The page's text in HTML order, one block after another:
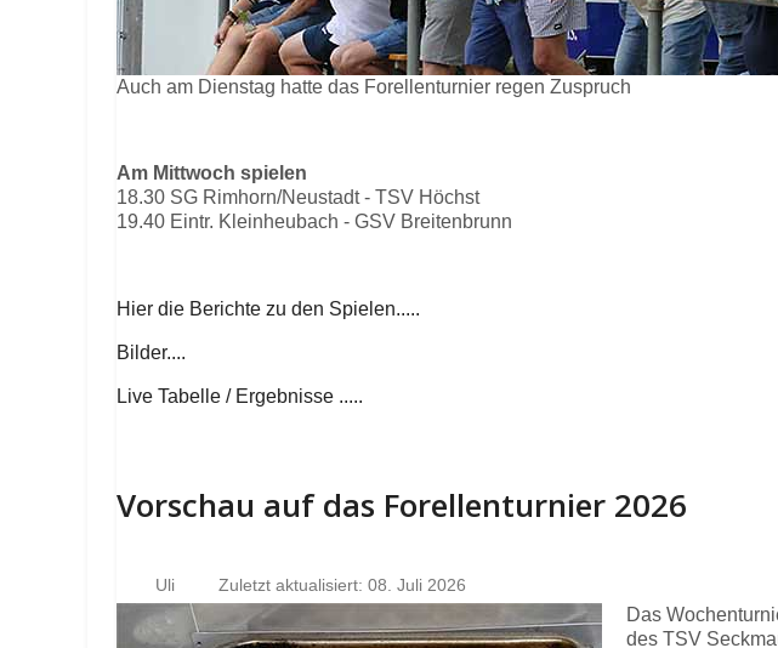
Auch am Dienstag hatte das Forellenturnier regen Zuspruch
Am Mittwoch spielen
18.30 SG Rimhorn/Neustadt - TSV Höchst
19.40 Eintr. Kleinheubach - GSV Breitenbrunn
Hier die Berichte zu den Spielen.....
Bilder....
Live Tabelle / Ergebnisse .....
Vorschau auf das Forellenturnier 2026
Uli Zuletzt aktualisiert: 08. Juli 2026
Das
des TSV